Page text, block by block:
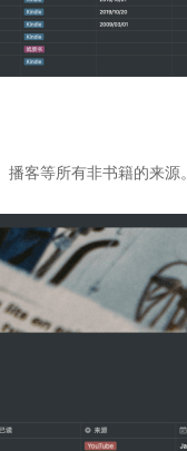
客等所有非书籍的来源。